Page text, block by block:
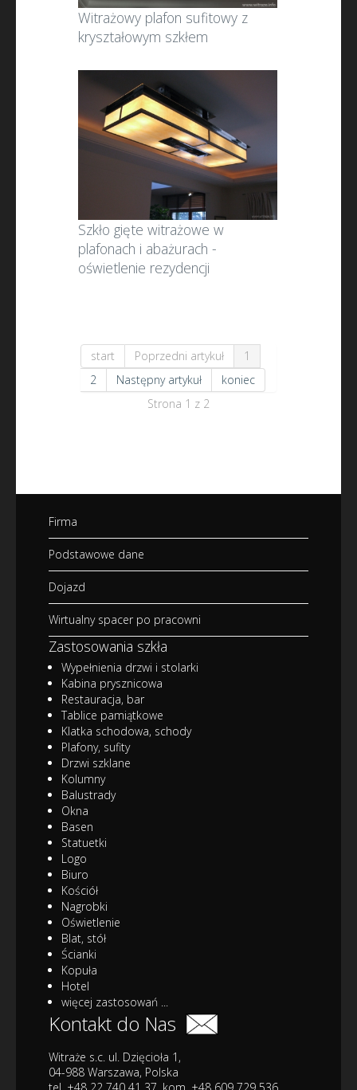
Witrażowy plafon sufitowy z
kryształowym szkłem
Szkło gięte witrażowe w
plafonach i abażurach -
oświetlenie rezydencji
start Poprzedni artykuł
1
2
Następny artykuł
koniec
Strona 1 z 2
Firma
Podstawowe dane
Dojazd
Wirtualny spacer po pracowni
Zastosowania szkła
Wypełnienia drzwi i stolarki
Kabina prysznicowa
Restauracja, bar
Tablice pamiątkowe
Klatka schodowa, schody
Plafony, sufity
Drzwi szklane
Kolumny
Balustrady
Okna
Basen
Statuetki
Logo
Biuro
Kościół
Nagrobki
Oświetlenie
Blat, stół
Ścianki
Kopuła
Hotel
więcej zastosowań ...
Kontakt do Nas
Witraże s.c. ul. Dzięcioła 1,
04-988 Warszawa, Polska